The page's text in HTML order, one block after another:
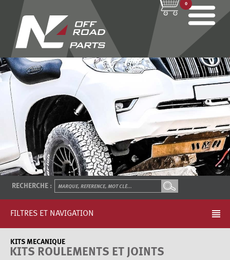
0
RECHERCHE :
FILTRES ET NAVIGATION
KITS MECANIQUE
KITS ROULEMENTS ET JOINTS